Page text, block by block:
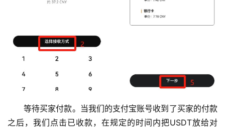
等待买家付款。当我们的支付宝账号收到了买家的付款
之后，我们点击已收款，在规定的时间内把USDT放给对